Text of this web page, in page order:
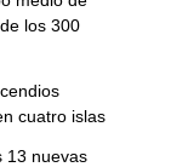
los 300
cuatro islas
13 nuevas